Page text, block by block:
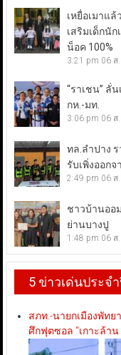
เหยื่อเมาแ
เสริมเด็กนั
น็อค 100%
3:21 pm 06 ส
“ราเชน” ลั่
กห.-มท.
3:06 pm 06 ส
ทล.ลำปาง
รับเพิ่งออกจ
2:49 pm 06 ส
ชาวบ้านออ
ย่านบางปู
1:48 pm 06 ส
5 ข่าวเด่นประจ
สภท.-นายกเมืองพัท
ศึกฟุตซอล “เกาะล้าน